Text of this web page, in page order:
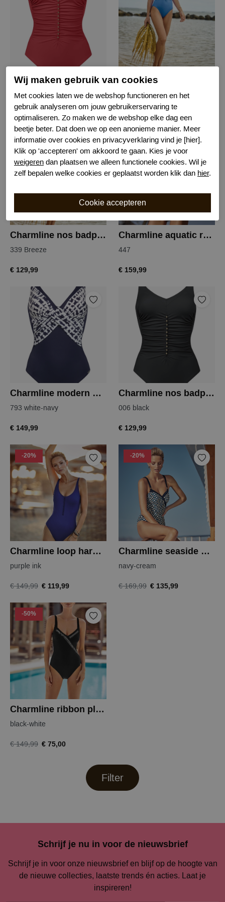
Charmline nos badpak
844 sunfire
€ 129,99
339 breeze
€ 129,99
Charmline nos badpak
339 Breeze
€ 129,99
Charmline aquatic reptile bikini
447
€ 159,99
Charmline modern marina badpak
793 white-navy
€ 149,99
Charmline nos badpak
006 black
€ 129,99
-20%
Charmline loop harmony badpak
purple ink
€ 149,99 € 119,99
-20%
Charmline seaside dining badpak
navy-cream
€ 169,99 € 135,99
-50%
Charmline ribbon play badpak
black-white
€ 149,99 € 75,00
Filter
Schrijf je nu in voor de nieuwsbrief
Schrijf je in voor onze nieuwsbrief en blijf op de hoogte van
de nieuwe collecties, laatste trends én acties. Laat je
inspireren!
Wij maken gebruik van cookies
Met cookies laten we de webshop functioneren en het
gebruik analyseren om jouw gebruikerservaring te
optimaliseren. Zo maken we de webshop elke dag een
beetje beter. Dat doen we op een anonieme manier. Meer
informatie over cookies en privacyverklaring vind je [hier].
Klik op 'accepteren' om akkoord te gaan. Kies je voor
weigeren dan plaatsen we alleen functionele cookies. Wil je
zelf bepalen welke cookies er geplaatst worden klik dan hier.